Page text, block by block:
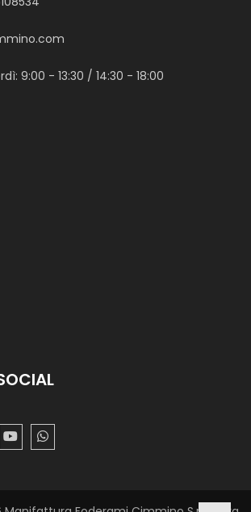
9:00 - 13:30 / 14:30 - 18:00